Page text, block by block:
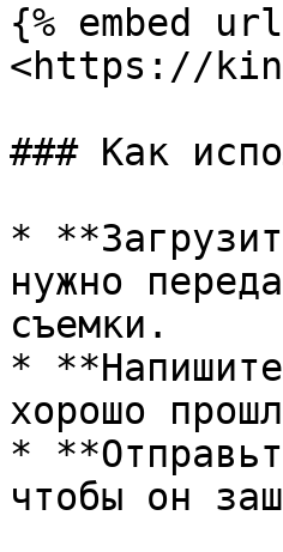
{% embed
<https://
### Как
*
нужно
съемки.
*
хорошо
*
чтобы он